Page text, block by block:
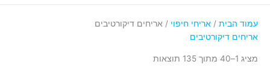
עמוד הבית / אריחי חיפוי / אריחים דיקורטיבים
אריחים דיקורטיבים
מציג 1–40 מתוך 135 תוצאות